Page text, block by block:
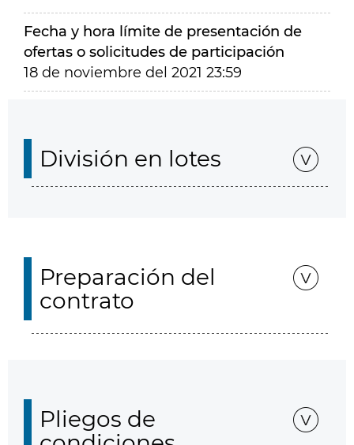
Fecha y hora límite de presentación de
ofertas o solicitudes de participación
18 de noviembre del 2021 23:59
División en lotes
Preparación del
contrato
Pliegos de